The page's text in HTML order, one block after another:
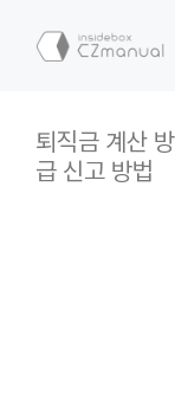
퇴직금 계산
급 신고 방법